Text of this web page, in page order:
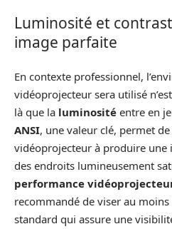
Luminosité et
image parfaite
En contexte professionnel,
vidéoprojecteur sera utilisé
là que la luminosité entre en
ANSI, une valeur clé, permet
vidéoprojecteur à produire une
des endroits lumineusement
performance
recommandé de viser au moins
standard qui assure une